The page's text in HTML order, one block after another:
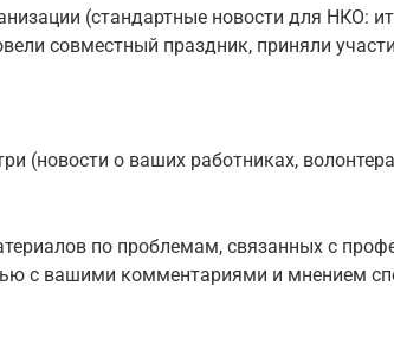
(стандартные новости для НКО:
совместный праздник, приняли
(новости о ваших работниках,
по проблемам, связанных с
с вашими комментариями и мнением